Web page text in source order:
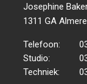
Josephine
1311 GA Almere
Telefoon:
Studio:
Techniek: